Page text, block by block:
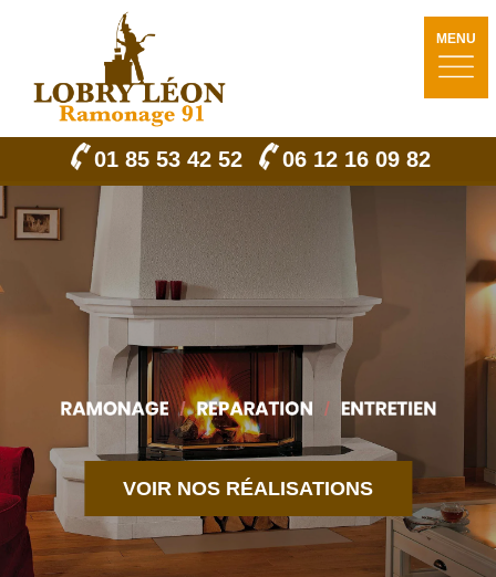
MENU
01 85 53 42 52 06 12 16 09 82
VOIR NOS RÉALISATIONS